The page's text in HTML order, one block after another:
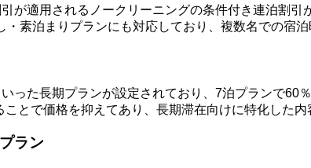
が適用されるノークリーニングの条件付き連泊割
素泊まりプランにも対応しており、複数名での宿
った長期プランが設定されており、7泊プランで
とで価格を抑えてあり、長期滞在向けに特化した内
ラン